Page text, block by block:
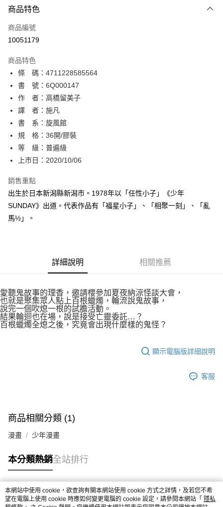
信用卡一次付款
超商取貨付款
相關說明
【關於「AFTEE先享後付」】
AFTEE先享後付是「在收到商品之後才付款」的支付方式。 讓您購物簡單
便利好安心！
１．簡單：不需註冊會員、不需綁卡、不需儲值。
２．便利：只要手機號碼，簡訊認證，即可結帳。
３．安心：先確認商品／服務後，再付款。
【「AFTEE先享後付」結帳流程】
１．於結帳方式選擇「AFTEE先享後付」後，將跳轉至「AFTEE先享後付」
結帳頁面，進行簡訊認證並確認金額後，即可完成結帳。
２．訂單成立數日內，您將收到繳費通知簡訊。
ATM／網路銀行／等多元方式進行付款，方視為交易完成。
※ 請注意：結帳手續完成當下不需立刻繳費，但若您需要取消訂單，請聯絡
購買商品的店家。未經商家同意取消之訂單仍視為有效，需透過AFTEE先享
後付繳納相關費用。
※ 交易是否成功請以「AFTEE先享後付 」之結帳頁面顯示為準，若有關於
１．透過由恩沛科技股份有限公司提供之「AFTEE先享後付」服務完成之交
易，需依本服務之必要範圍內提供個人資料，並將交易相關給付款項請求債
２．關於個人資料處理事宜，請瀏覽以下網址：
https://aftee.tw/terms/#terms3
３．未成年的使用者請事先徵得法定代理人或監護人之同意方可使用
「AFTEE先享後付」，若未經同意申辦者引起之損失，本公司不負相關責
任。
恩沛科技股份有限公司將有權停止該用戶之使用額度並採取法律行動。
ATM付款
運送方式
全家取貨付款
每筆NT$80，滿NT$500(含以上)免運費
付款後全家取貨
每筆NT$80，滿NT$500(含以上)免運費
付款後萊爾富取貨
每筆NT$80，滿NT$500(含以上)免運費
每筆NT$80，滿NT$500(含以上)免運費
宅配
每筆NT$100，滿NT$800(含以上)免運費
查看運費
商品特色
商品編號
10051179
商品特色
條 碼：4711228585564
書 號：6Q000147
作 者：高橋留美子
譯 者：施凡
書 系：旋風館
規 格：36開/膠裝
等 級：普遍級
上市日：2020/10/06
銷售重點
出生於日本新潟縣新潟市。1978年以「任性小子」《少年
SUNDAY》出道。代表作品有「福星小子」、「相聚一刻」、「亂
馬½」。
詳細說明 相關推薦
愛聽鬼故事的理香，邀請櫻參加夏夜納涼怪談大會，
也就是聚集眾人點上百根蠟燭，輪流說鬼故事，
說完一個吹熄一根的試膽活動。
結果輪迴也在場，說是接受亡靈委託…？
百根蠟燭全熄之後，究竟會出現什麼樣的鬼怪？
顯示電腦版詳細說明
客服
商品相關分類 (1)
漫畫 少年漫畫
本分類熱銷全站排行
熱門標籤
本網站中使用 cookie，欲查詢有關本網站使用 cookie 方式之詳情，及若您不希
望在電腦上使用 cookie 時應如何變更電腦的 cookie 設定，請參閱本網站「 隱私